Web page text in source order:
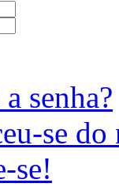
senha?
se
se!